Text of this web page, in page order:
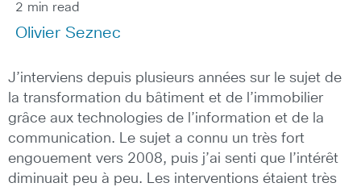
2 min read
Olivier Seznec
J’interviens depuis plusieurs années sur le sujet de
la transformation du bâtiment et de l’immobilier
grâce aux technologies de l’information et de la
communication. Le sujet a connu un très fort
engouement vers 2008, puis j’ai senti que l’intérêt
diminuait peu à peu. Les interventions étaient très